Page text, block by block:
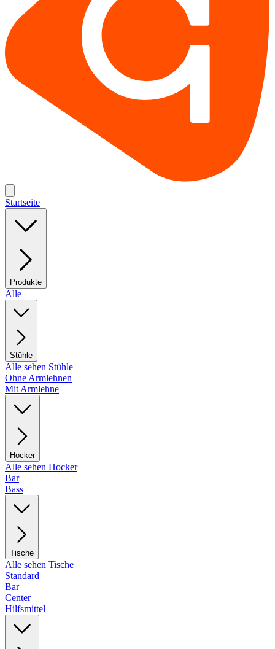
Startseite
Produkte
Alle
Stühle
Alle sehen Stühle
Ohne Armlehnen
Mit Armlehne
Hocker
Alle sehen Hocker
Bar
Bass
Tische
Alle sehen Tische
Standard
Bar
Center
Hilfsmittel